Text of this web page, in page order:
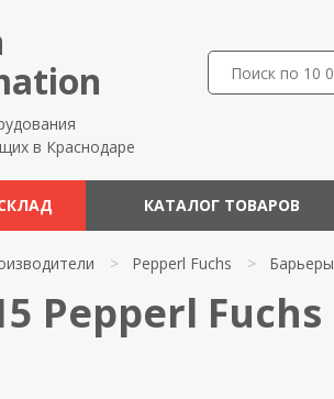
в Краснодаре
КАТАЛОГ ТОВАРОВ
> Pepperl Fuchs > Барьеры
Pepperl Fuchs